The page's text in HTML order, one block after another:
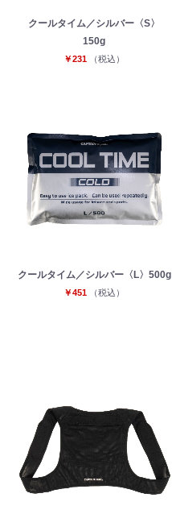
クールタイム／シルバー〈S〉
150g
￥231 （税込）
クールタイム／シルバー〈L〉500g
￥451 （税込）